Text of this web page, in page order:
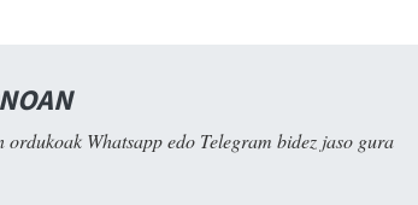
Whatsapp edo Telegram bidez jaso gura